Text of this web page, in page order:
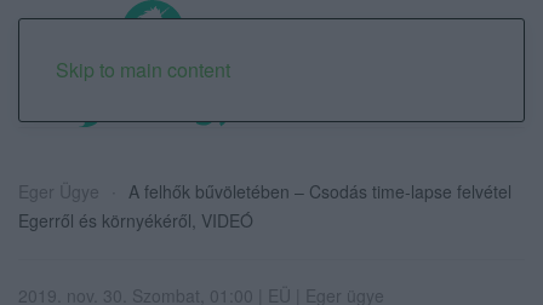
Skip to main content
Eger Ügye
A felhők bűvöletében – Csodás time-lapse felvétel
Egerről és környékéről, VIDEÓ
2019. nov. 30. Szombat, 01:00 | EÜ | Eger ügye